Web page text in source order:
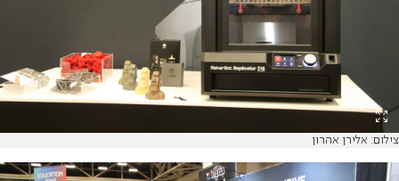
צילום: אלירן אהרון